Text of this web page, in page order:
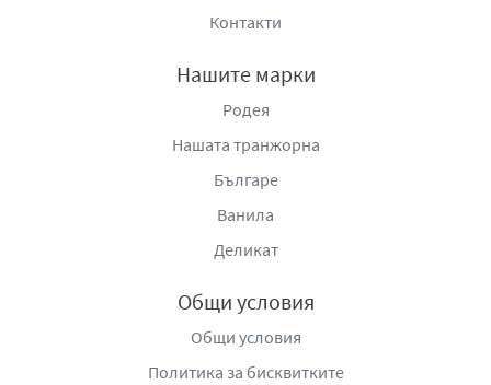
Контакти
Нашите марки
Родея
Нашата транжорна
Българе
Ванила
Деликат
Общи условия
Общи условия
Политика за бисквитките